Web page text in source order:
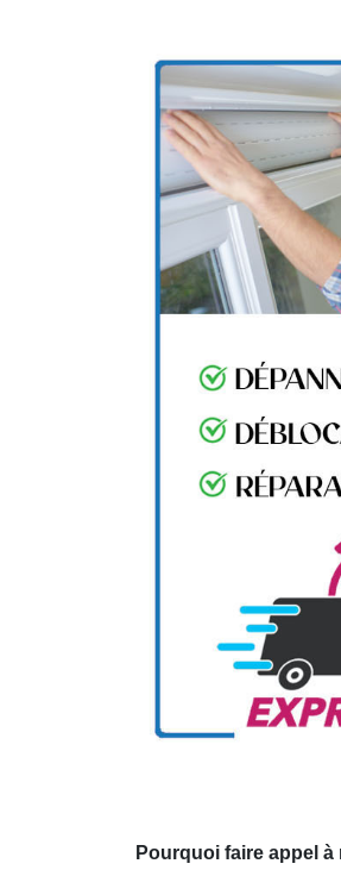
Pourquoi faire appel